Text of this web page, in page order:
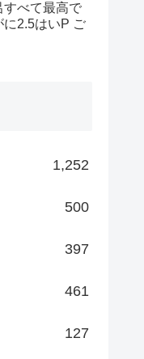
すべて最高で
2.5はいP ご
1,252
500
397
461
127